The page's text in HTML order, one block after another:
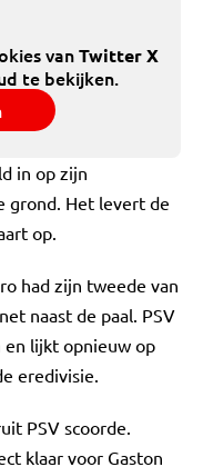
vanTwitter X
te bekijken.
in op zijn
grond. Het levert de
op.
had zijn tweede van
naast de paal. PSV
lijkt opnieuw op
eredivisie.
PSV scoorde.
klaar voor Gaston